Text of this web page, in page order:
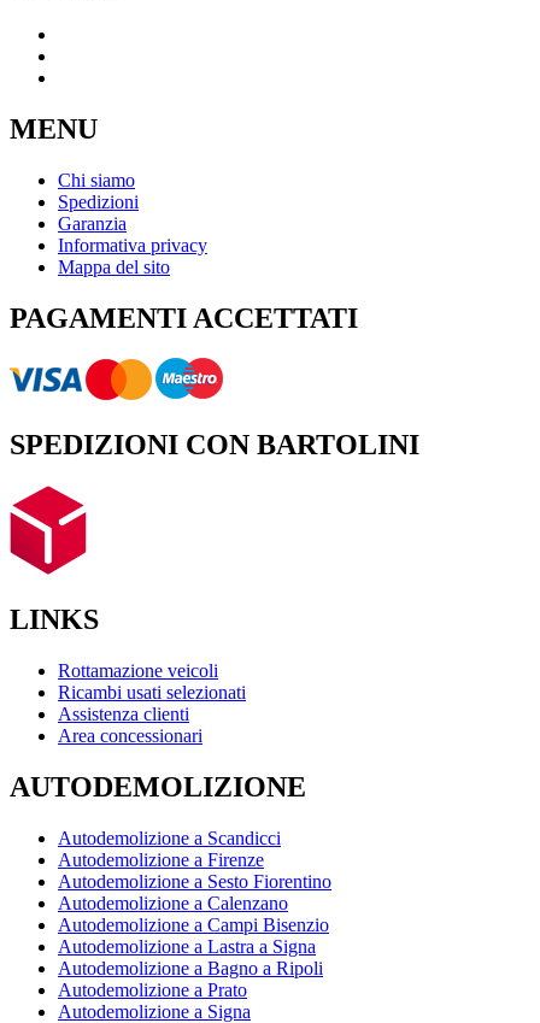
MENU
Chi siamo
Spedizioni
Garanzia
Informativa privacy
Mappa del sito
PAGAMENTI ACCETTATI
SPEDIZIONI CON BARTOLINI
LINKS
Rottamazione veicoli
Ricambi usati selezionati
Assistenza clienti
Area concessionari
AUTODEMOLIZIONE
Autodemolizione a Scandicci
Autodemolizione a Firenze
Autodemolizione a Sesto Fiorentino
Autodemolizione a Calenzano
Autodemolizione a Campi Bisenzio
Autodemolizione a Lastra a Signa
Autodemolizione a Bagno a Ripoli
Autodemolizione a Prato
Autodemolizione a Signa